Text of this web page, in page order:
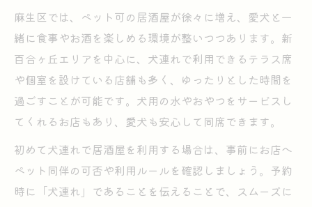
麻生区では、ペット可の居酒屋が徐々に増え、愛犬と一
緒に食事やお酒を楽しめる環境が整いつつあります。新
百合ヶ丘エリアを中心に、犬連れで利用できるテラス席
や個室を設けている店舗も多く、ゆったりとした時間を
過ごすことが可能です。犬用の水やおやつをサービスし
てくれるお店もあり、愛犬も安心して同席できます。
初めて犬連れで居酒屋を利用する場合は、事前にお店へ
ペット同伴の可否や利用ルールを確認しましょう。予約
時に「犬連れ」であることを伝えることで、スムーズに